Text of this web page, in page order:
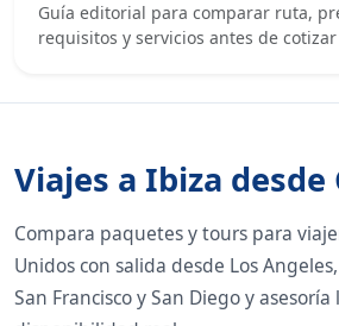
Guía editorial para comparar ruta,
requisitos y servicios antes de
Viajes a Ibiza
Compara paquetes y tours para
Unidos con salida desde Los
San Francisco y San Diego y